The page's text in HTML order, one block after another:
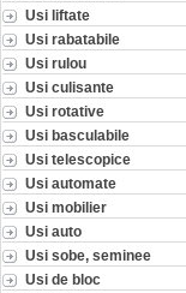
Usi liftate
Usi rabatabile
Usi rulou
Usi culisante
Usi rotative
Usi basculabile
Usi telescopice
Usi automate
Usi mobilier
Usi auto
Usi sobe, seminee
Usi de bloc